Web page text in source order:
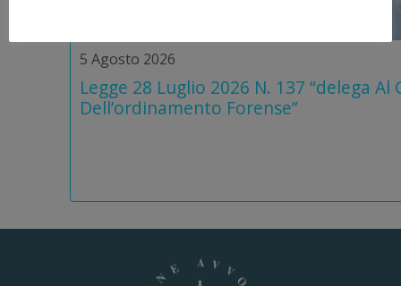
5 Agosto 2026
Legge 28 Luglio 2026 N. 137 “delega
Dell’ordinamento Forense”